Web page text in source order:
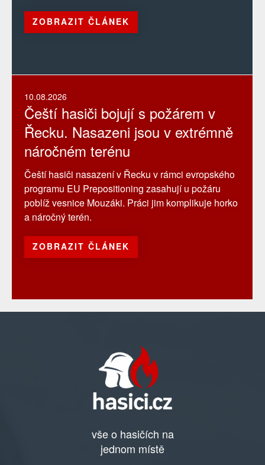
ZOBRAZIT ČLÁNEK
10.08.2026
Čeští hasiči bojují s požárem v
Řecku. Nasazeni jsou v extrémně
náročném terénu
Čeští hasiči nasazení v Řecku v rámci evropského
programu EU Prepositioning zasahují u požáru
poblíž vesnice Mouzáki. Práci jim komplikuje horko
a náročný terén.
ZOBRAZIT ČLÁNEK
vše o hasičích na
jednom místě